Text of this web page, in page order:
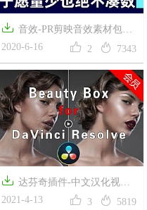
 音效-PR剪映音效素材包抖
音快手搞笑段子火山短视频背
景音乐综艺节目音效包
2020-6-16  2  7343
 达芬奇插件-中文汉化视频
人像智能磨皮美容插件美颜盒
2021-4-13  3  5819